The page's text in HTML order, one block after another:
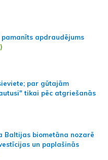
apdraudējums
par gūtajām
tikai pēc atgriešanās
Baltijas biometāna nozarē
un paplašinās